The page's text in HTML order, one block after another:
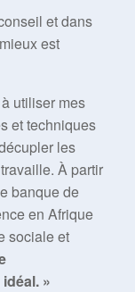
et dans
est
utiliser mes
et techniques
les
À partir
banque de
en Afrique
sociale et
»